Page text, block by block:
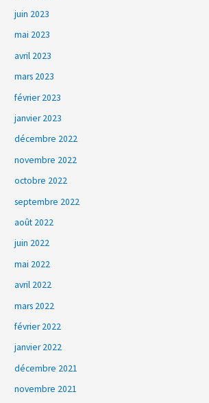
juin 2023
mai 2023
avril 2023
mars 2023
février 2023
janvier 2023
décembre 2022
novembre 2022
octobre 2022
septembre 2022
août 2022
juin 2022
mai 2022
avril 2022
mars 2022
février 2022
janvier 2022
décembre 2021
novembre 2021